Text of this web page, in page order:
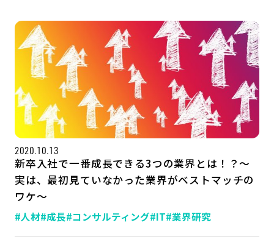
2020.10.13
新卒入社で一番成長できる3つの業界とは！？～
実は、最初見ていなかった業界がベストマッチの
ワケ～
#人材#成長#コンサルティング#IT#業界研究